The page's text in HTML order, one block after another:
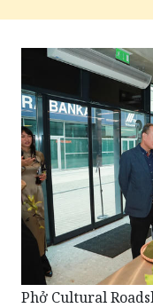
Phở Cultural